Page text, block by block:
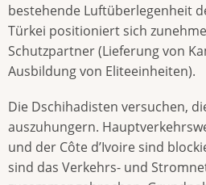
bestehende Luftüberlegenheit
Türkei positioniert sich
Schutzpartner (Lieferung von
Ausbildung von Eliteeinheiten).
Die Dschihadisten versuchen,
auszuhungern.
und der Côte d’Ivoire sind
sind das Verkehrs- und